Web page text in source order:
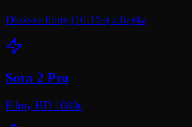
Dłuższe filmy (10-15s) z fizyką
Sora 2 Pro
Filmy HD 1080p